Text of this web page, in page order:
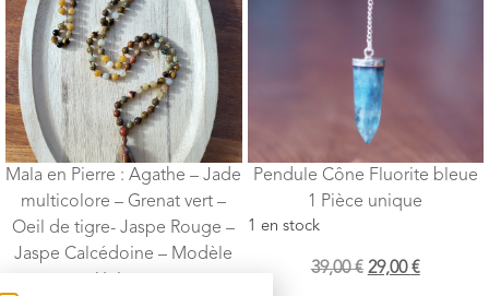
Mala en Pierre : Agathe – Jade
multicolore – Grenat vert –
Oeil de tigre- Jaspe Rouge –
Jaspe Calcédoine – Modèle
Pendule Cône Fluorite bleue
1 Pièce unique
1 en stock
39,00€ 29,00€